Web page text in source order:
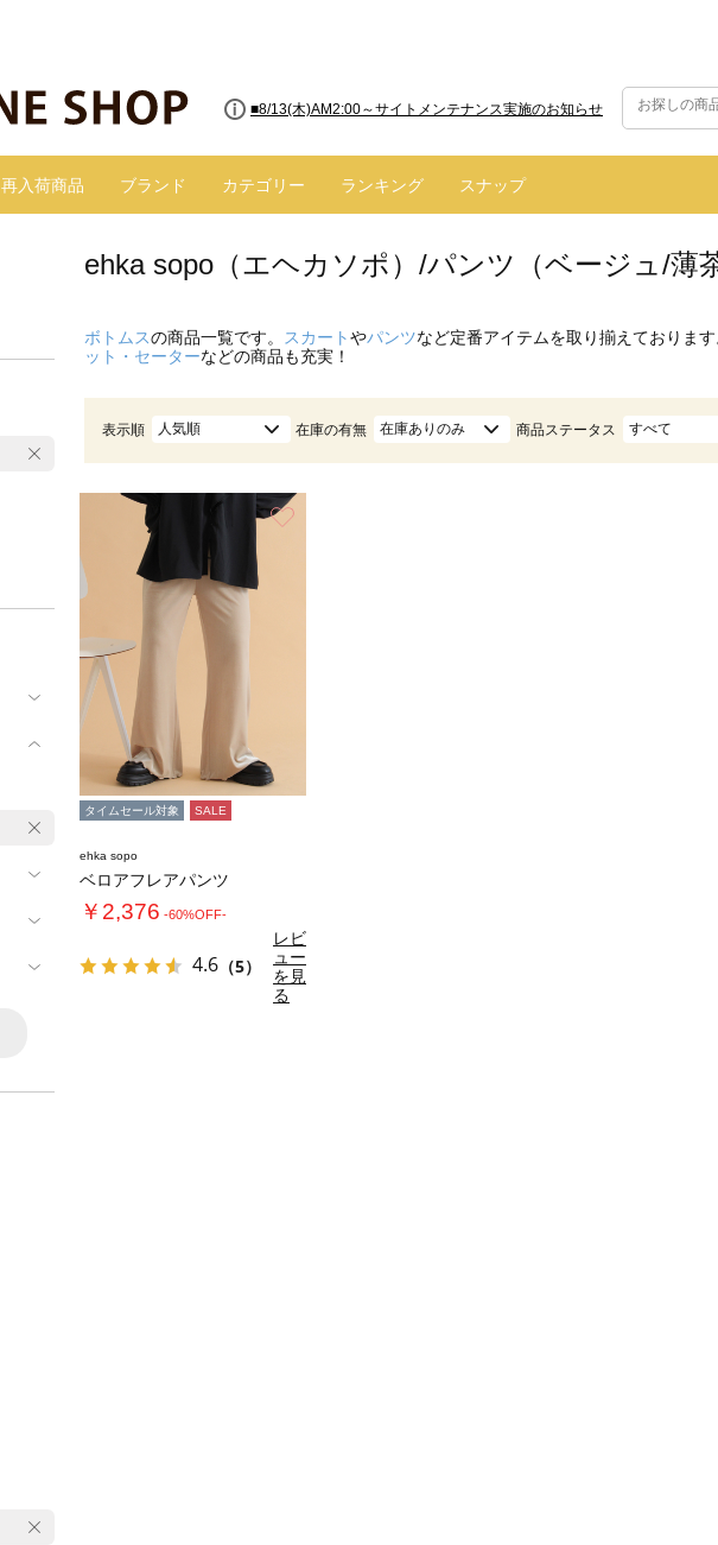
■8/13(木)AM2:00～サイトメンテナンス実施のお知らせ
再入荷商品 ブランド カテゴリー ランキング スナップ
ehka sopo（エヘカソポ）/パンツ（ベージュ/薄
ボトムスの商品一覧です。 スカートやパンツなど定番アイテムを取り揃えておりま
ット・セーターなどの商品も充実！
表示順 人気順 在庫の有無 在庫ありのみ 商品ステータス すべて
タイムセール対象 SALE
ehka sopo
ベロアフレアパンツ
￥2,376 -60%OFF-
4.6 （5）
レビ
ュー
を見
る